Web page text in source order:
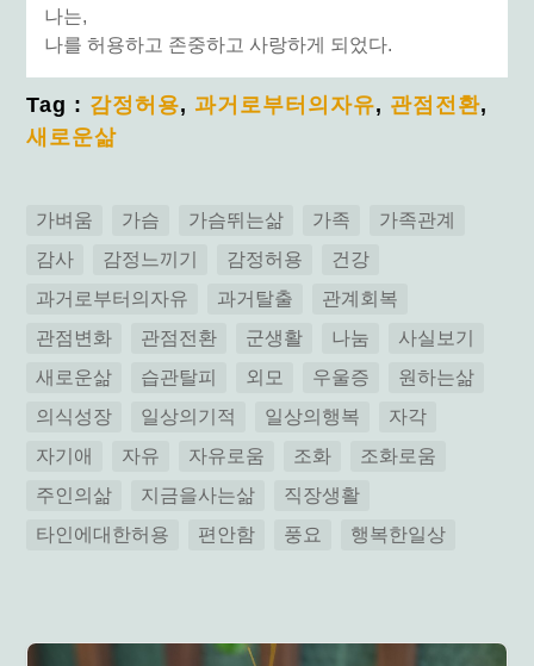
나는,
나를 허용하고 존중하고 사랑하게 되었다.
Tag : 감정허용, 과거로부터의자유, 관점전환,
새로운삶
가벼움 가슴 가슴뛰는삶 가족
가족관계
감사
감정느끼기 감정허용
건강
과거로부터의자유
과거탈출
관계회복
관점변화
관점전환 군생활 나눔
사실보기
새로운삶
습관탈피 외모 우울증
원하는삶
의식성장
일상의기적 일상의행복
자각
자기애
자유 자유로움 조화
조화로움
주인의삶
지금을사는삶
직장생활
타인에대한허용
편안함 풍요 행복한일상